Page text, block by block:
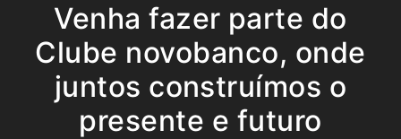
Venha fazer parte do
Clube novobanco, onde
juntos construímos o
presente e futuro